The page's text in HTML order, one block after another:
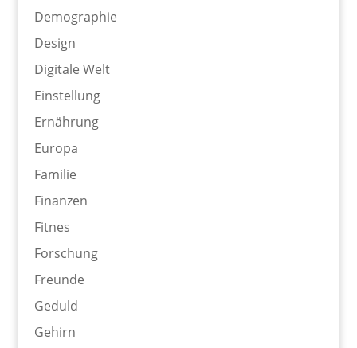
Demographie
Design
Digitale Welt
Einstellung
Ernährung
Europa
Familie
Finanzen
Fitnes
Forschung
Freunde
Geduld
Gehirn